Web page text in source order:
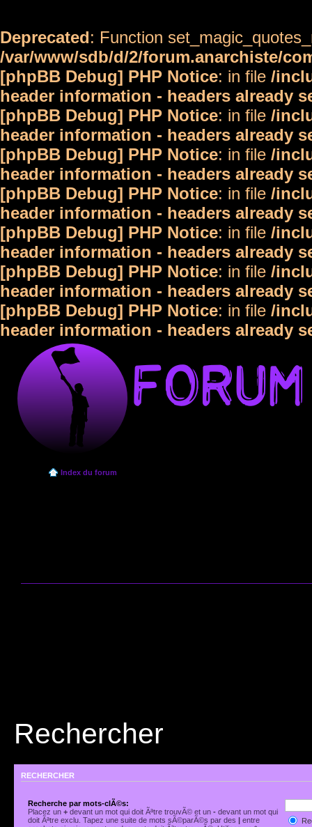
Deprecated: Function
/var/www/sdb/d/2/forum.anarchiste/
[phpBB Debug] PHP Notice: in file /
header information - headers already
[phpBB Debug] PHP Notice: in file /
header information - headers already
[phpBB Debug] PHP Notice: in file /
header information - headers already
[phpBB Debug] PHP Notice: in file /
header information - headers already
[phpBB Debug] PHP Notice: in file /
header information - headers already
[phpBB Debug] PHP Notice: in file /
header information - headers already
[phpBB Debug] PHP Notice: in file /
header information - headers already
Index du forum
Rechercher
RECHERCHER
Recherche par mots-clÃ©s:
Placez un+ devant un mot qui doit Ãªtre trouvÃ© et un- devant un mot qui
doit Ãªtre exclu. Tapez une suite de mots sÃ©parÃ©s par des| entre